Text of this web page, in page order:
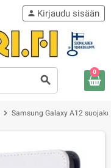
search
person Kirjaudu sisään
0
chevron_right Samsung Galaxy A12